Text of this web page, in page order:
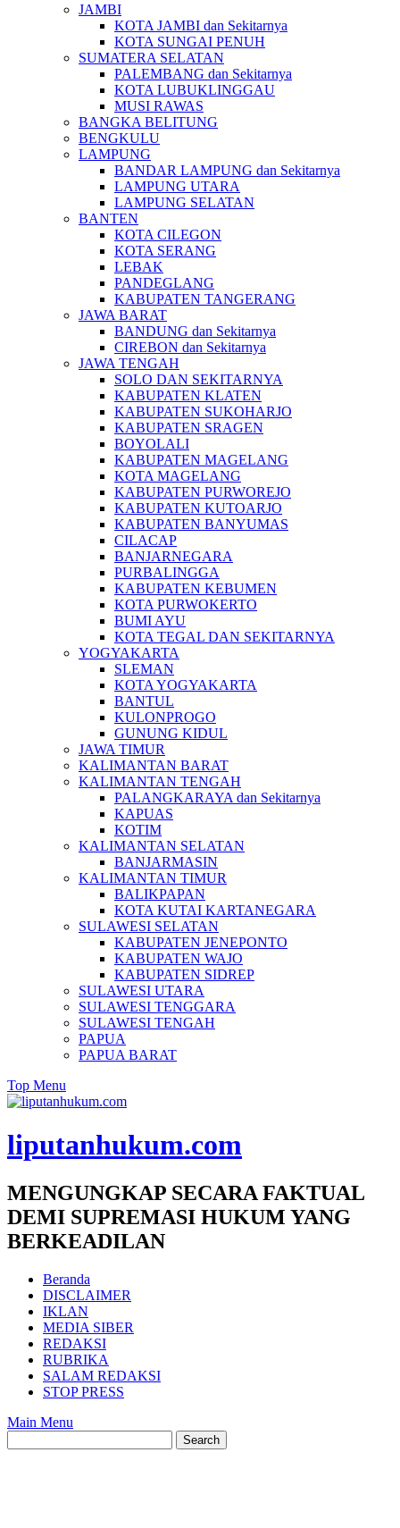
JAMBI
KOTA JAMBI dan Sekitarnya
KOTA SUNGAI PENUH
SUMATERA SELATAN
PALEMBANG dan Sekitarnya
KOTA LUBUKLINGGAU
MUSI RAWAS
BANGKA BELITUNG
BENGKULU
LAMPUNG
BANDAR LAMPUNG dan Sekitarnya
LAMPUNG UTARA
LAMPUNG SELATAN
BANTEN
KOTA CILEGON
KOTA SERANG
LEBAK
PANDEGLANG
KABUPATEN TANGERANG
JAWA BARAT
BANDUNG dan Sekitarnya
CIREBON dan Sekitarnya
JAWA TENGAH
SOLO DAN SEKITARNYA
KABUPATEN KLATEN
KABUPATEN SUKOHARJO
KABUPATEN SRAGEN
BOYOLALI
KABUPATEN MAGELANG
KOTA MAGELANG
KABUPATEN PURWOREJO
KABUPATEN KUTOARJO
KABUPATEN BANYUMAS
CILACAP
BANJARNEGARA
PURBALINGGA
KABUPATEN KEBUMEN
KOTA PURWOKERTO
BUMI AYU
KOTA TEGAL DAN SEKITARNYA
YOGYAKARTA
SLEMAN
KOTA YOGYAKARTA
BANTUL
KULONPROGO
GUNUNG KIDUL
JAWA TIMUR
KALIMANTAN BARAT
KALIMANTAN TENGAH
PALANGKARAYA dan Sekitarnya
KAPUAS
KOTIM
KALIMANTAN SELATAN
BANJARMASIN
KALIMANTAN TIMUR
BALIKPAPAN
KOTA KUTAI KARTANEGARA
SULAWESI SELATAN
KABUPATEN JENEPONTO
KABUPATEN WAJO
KABUPATEN SIDREP
SULAWESI UTARA
SULAWESI TENGGARA
SULAWESI TENGAH
PAPUA
PAPUA BARAT
Top Menu
liputanhukum.com
MENGUNGKAP SECARA FAKTUAL
DEMI SUPREMASI HUKUM YANG
BERKEADILAN
Beranda
DISCLAIMER
IKLAN
MEDIA SIBER
REDAKSI
RUBRIKA
SALAM REDAKSI
STOP PRESS
Main Menu